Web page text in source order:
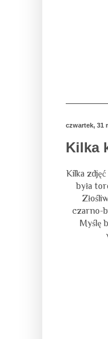
czwartek, 31
Kilka
Kilka
była
czarno-
Myślę